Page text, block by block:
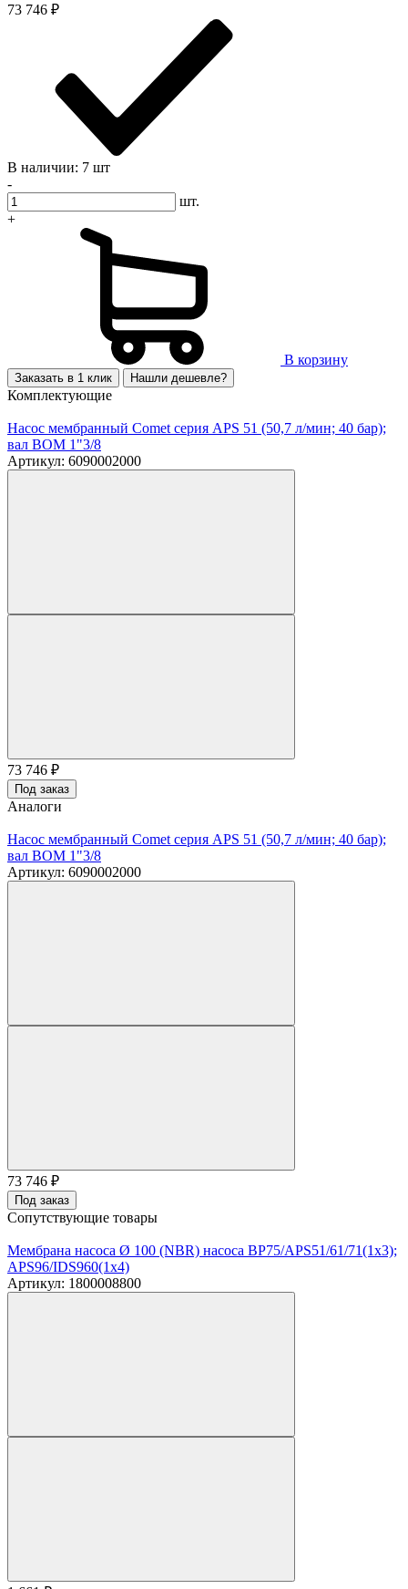
73 746 ₽
В наличии: 7 шт
-
шт.
+
В корзину
Заказать в 1 клик Нашли дешевле?
Комплектующие
Насос мембранный Comet серия APS 51 (50,7 л/мин; 40 бар);
вал ВОМ 1"3/8
Артикул: 6090002000
73 746 ₽
Под заказ
Аналоги
Насос мембранный Comet серия APS 51 (50,7 л/мин; 40 бар);
вал ВОМ 1"3/8
Артикул: 6090002000
73 746 ₽
Под заказ
Сопутствующие товары
Мембрана насоса Ø 100 (NBR) насоса BP75/APS51/61/71(1х3);
APS96/IDS960(1х4)
Артикул: 1800008800